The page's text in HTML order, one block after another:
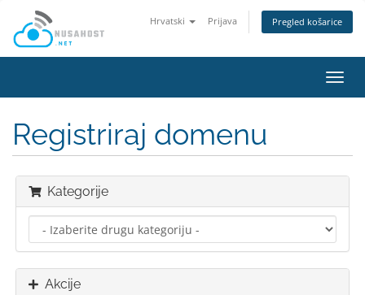
Hrvatski Prijava Pregled košarice
Registriraj domenu
Kategorije
Akcije